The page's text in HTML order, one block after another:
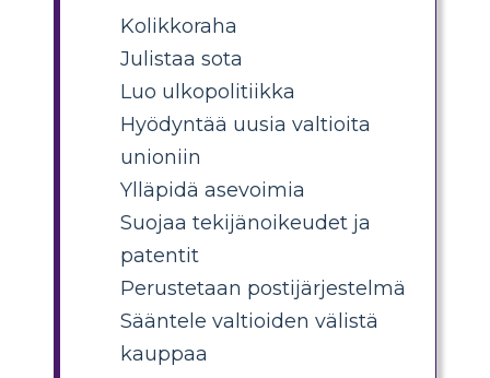
Kolikkoraha
Julistaa sota
Luo ulkopolitiikka
Hyödyntää uusia valtioita
unioniin
Ylläpidä asevoimia
Suojaa tekijänoikeudet ja
patentit
Perustetaan postijärjestelmä
Sääntele valtioiden välistä
kauppaa